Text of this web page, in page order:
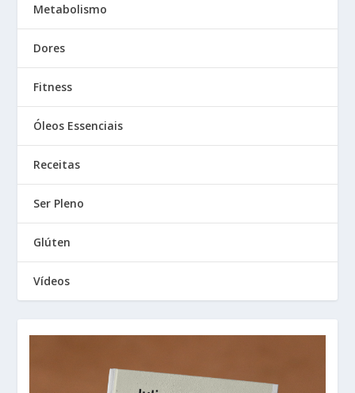
Metabolismo
Dores
Fitness
Óleos Essenciais
Receitas
Ser Pleno
Glúten
Vídeos